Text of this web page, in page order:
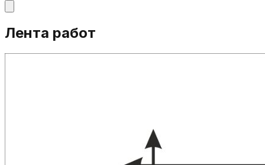
Лента работ